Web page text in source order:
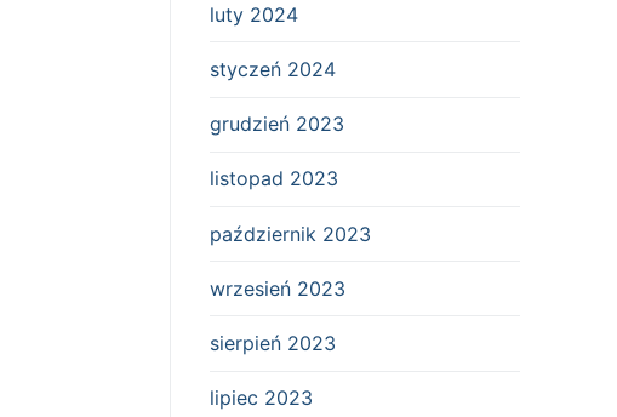
luty 2024
styczeń 2024
grudzień 2023
listopad 2023
październik 2023
wrzesień 2023
sierpień 2023
lipiec 2023